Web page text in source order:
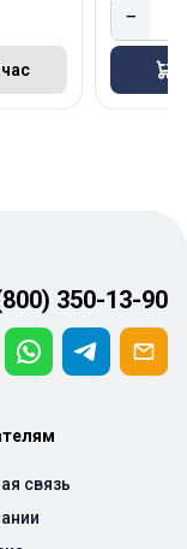
−
350-13-90
связь